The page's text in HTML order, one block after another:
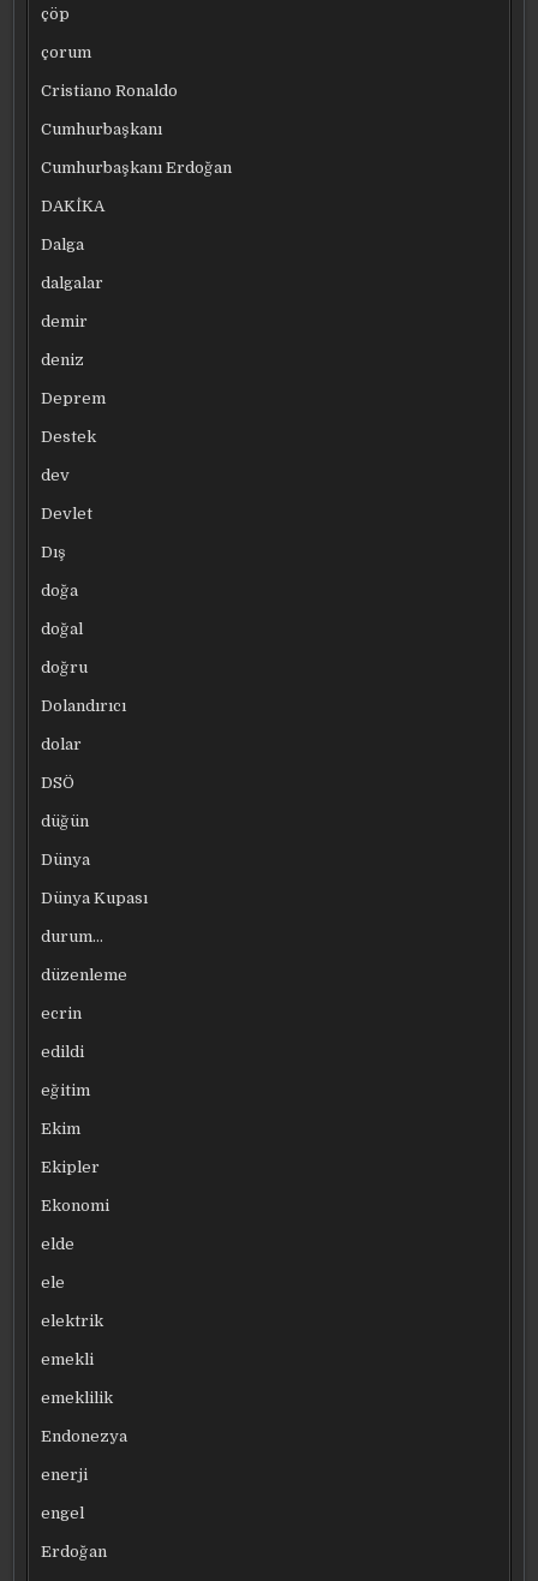
çöp
çorum
Cristiano Ronaldo
Cumhurbaşkanı
Cumhurbaşkanı Erdoğan
DAKİKA
Dalga
dalgalar
demir
deniz
Deprem
Destek
dev
Devlet
Dış
doğa
doğal
doğru
Dolandırıcı
dolar
DSÖ
düğün
Dünya
Dünya Kupası
durum…
düzenleme
ecrin
edildi
eğitim
Ekim
Ekipler
Ekonomi
elde
ele
elektrik
emekli
emeklilik
Endonezya
enerji
engel
Erdoğan